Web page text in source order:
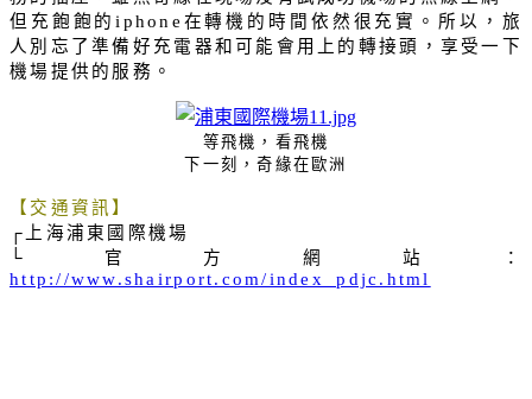
但充飽飽的iphone 在轉機的時間依然很充實。所以，旅
人別忘了準備好充電器和可能會用上的轉接頭，享受一下
機場提供的服務。
等飛機，看飛機
下一刻，奇緣在歐洲
【交通資訊】
┌上海浦東國際機場
└官方網站：
http://www.shairport.com/index_pdjc.html